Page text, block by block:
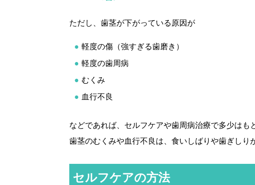
ただし、歯茎が下がっている原因が
軽度の傷（強すぎる歯磨き）
軽度の歯周病
むくみ
血行不良
などであれば、セルフケアや歯周病治療で多少はも
歯茎のむくみや血行不良は、食いしばりや歯ぎしり
セルフケアの方法